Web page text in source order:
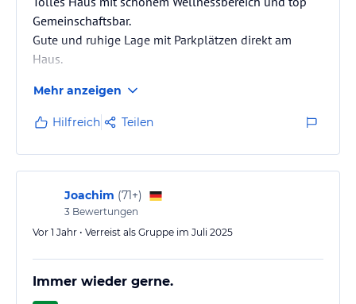
Gemeinschaftsbar.
Gute und ruhige Lage mit Parkplätzen direkt am
Haus.
Mehr anzeigen
Hilfreich Teilen
Joachim (71+)
3 Bewertungen
Vor 1 Jahr • Verreist als Gruppe im Juli 2025
Immer wieder gerne.